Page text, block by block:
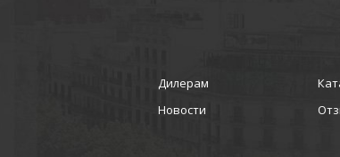
Дилерам
Новости